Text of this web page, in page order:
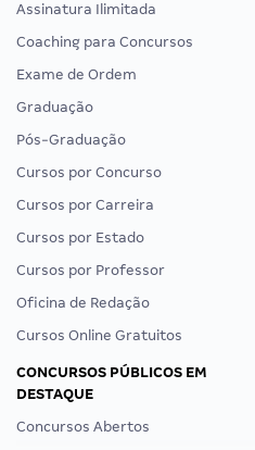
Assinatura Ilimitada
Coaching para Concursos
Exame de Ordem
Graduação
Pós-Graduação
Cursos por Concurso
Cursos por Carreira
Cursos por Estado
Cursos por Professor
Oficina de Redação
Cursos Online Gratuitos
CONCURSOS PÚBLICOS EM
DESTAQUE
Concursos Abertos